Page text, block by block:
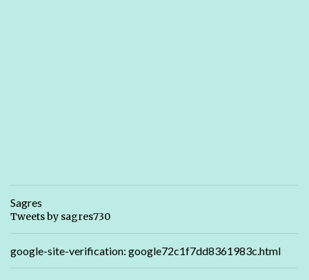
Sagres
Tweets by sagres730
google-site-verification: google72c1f7dd8361983c.html